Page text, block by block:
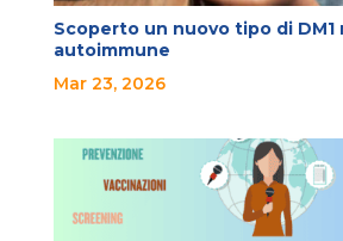
Scoperto un nuovo tipo di DM1
autoimmune
Mar 23, 2026